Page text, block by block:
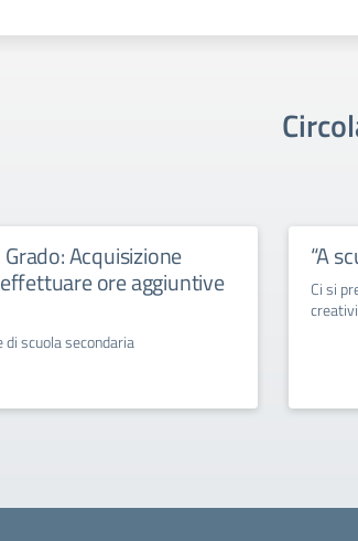
Acquisizione
ore aggiuntive
scuola secondaria
“A
Ci si